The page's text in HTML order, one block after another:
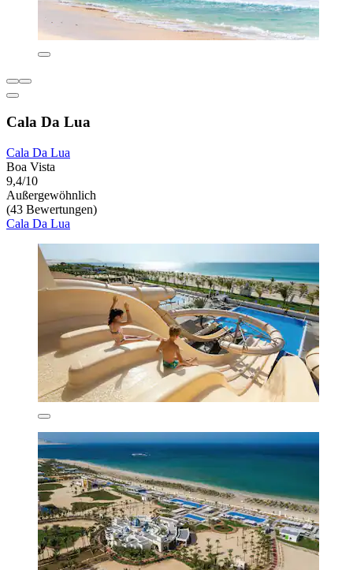
Cala Da Lua
Cala Da Lua
Boa Vista
9,4/10
Außergewöhnlich
(43 Bewertungen)
Cala Da Lua